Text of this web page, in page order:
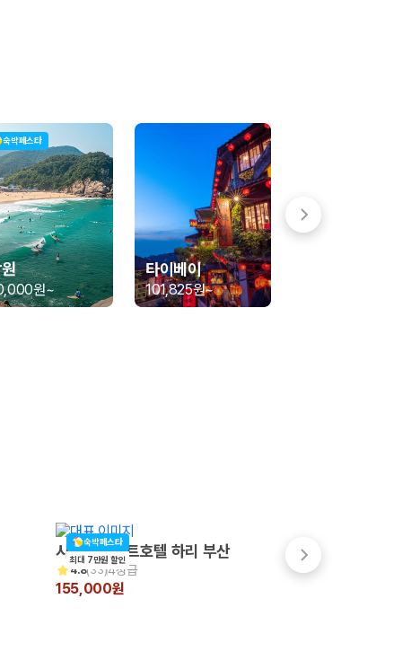
함께 확인할 수 있도록 돕습니다.
숙박페스타
원~
타이베이
101,825원~
숙박페스타
최대 7만원 할인
시타딘커넥트호텔 하리 부산
4.8( 33)4성급
155,000원
라마다앙코르부산
4.4